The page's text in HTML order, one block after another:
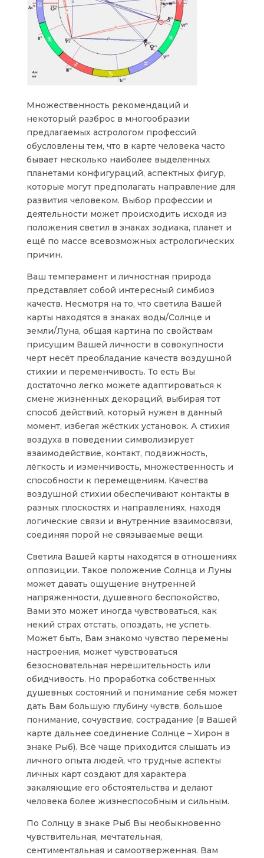
Множественность рекомендаций и
некоторый разброс в многообразии
предлагаемых астрологом профессий
обусловлены тем, что в карте человека часто
бывает несколько наиболее выделенных
планетами конфигураций, аспектных фигур,
которые могут предполагать направление для
развития человеком. Выбор профессии и
деятельности может происходить исходя из
положения светил в знаках зодиака, планет и
ещё по массе всевозможных астрологических
причин.
Ваш темперамент и личностная природа
представляет собой интересный симбиоз
качеств. Несмотря на то, что светила Вашей
карты находятся в знаках воды/Солнце и
земли/Луна, общая картина по свойствам
присущим Вашей личности в совокупности
черт несёт преобладание качеств воздушной
стихии и переменчивость. То есть Вы
достаточно легко можете адаптироваться к
смене жизненных декораций, выбирая тот
способ действий, который нужен в данный
момент, избегая жёстких установок. А стихия
воздуха в поведении символизирует
взаимодействие, контакт, подвижность,
лёгкость и изменчивость, множественность и
способности к перемещениям. Качества
воздушной стихии обеспечивают контакты в
разных плоскостях и направлениях, находя
логические связи и внутренние взаимосвязи,
соединяя порой не связываемые вещи.
Светила Вашей карты находятся в отношениях
оппозиции. Такое положение Солнца и Луны
может давать ощущение внутренней
напряженности, душевного беспокойство,
Вами это может иногда чувствоваться, как
некий страх отстать, опоздать, не успеть.
Может быть, Вам знакомо чувство перемены
настроения, может чувствоваться
безосновательная нерешительность или
обидчивость. Но проработка собственных
душевных состояний и понимание себя может
дать Вам большую глубину чувств, большое
понимание, сочувствие, сострадание (в Вашей
карте дальнее соединение Солнце – Хирон в
знаке Рыб). Всё чаще приходится слышать из
личного опыта людей, что трудные аспекты
личных карт создают для характера
закаляющие его обстоятельства и делают
человека более жизнеспособным и сильным.
По Солнцу в знаке Рыб Вы необыкновенно
чувствительная, мечтательная,
сентиментальная и самоотверженная. Вам